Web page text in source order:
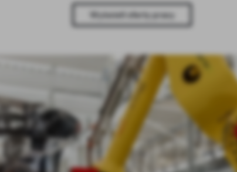
Wyświetl oferty pracy